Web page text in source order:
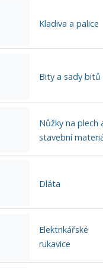
Kladiva a palice
Bity a sady bitů
Nůžky na plech
stavební
Dláta
Elektrikářské
rukavice